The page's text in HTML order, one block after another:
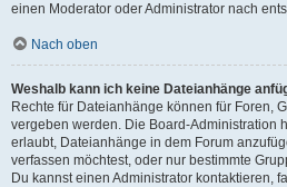
einen Moderator oder Administrator nach
Nach oben
Weshalb kann ich keine Dateianhänge
Rechte für Dateianhänge können für Foren,
vergeben werden. Die Board-Administration
erlaubt, Dateianhänge in dem Forum
verfassen möchtest, oder nur bestimmte
Du kannst einen Administrator kontaktieren,